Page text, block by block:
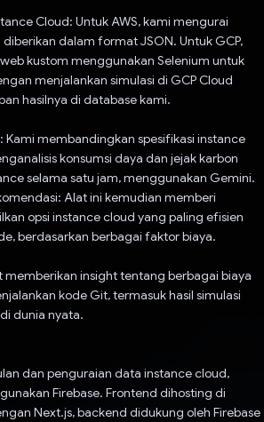
Cloud: Untuk AWS, kami mengurai
dalam format JSON. Untuk GCP,
kustom menggunakan Selenium untuk
menjalankan simulasi di GCP Cloud
hasilnya di database kami.
Kami membandingkan spesifikasi instance
konsumsi daya dan jejak karbon
selama satu jam, menggunakan Gemini.
Alat ini kemudian memberi
opsi instance cloud yang paling efisien
berdasarkan berbagai faktor biaya.
memberikan insight tentang berbagai biaya
kode Git, termasuk hasil simulasi
dunia nyata.
dan penguraian data instance cloud,
Firebase. Frontend dihosting di
Next.js, backend didukung oleh Firebase